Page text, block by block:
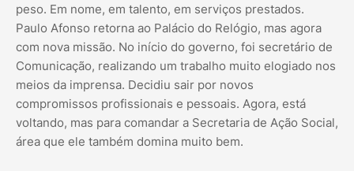
peso. Em nome, em talento, em serviços prestados.
Paulo Afonso retorna ao Palácio do Relógio, mas agora
com nova missão. No início do governo, foi secretário de
Comunicação, realizando um trabalho muito elogiado nos
meios da imprensa. Decidiu sair por novos
compromissos profissionais e pessoais. Agora, está
voltando, mas para comandar a Secretaria de Ação Social,
área que ele também domina muito bem.